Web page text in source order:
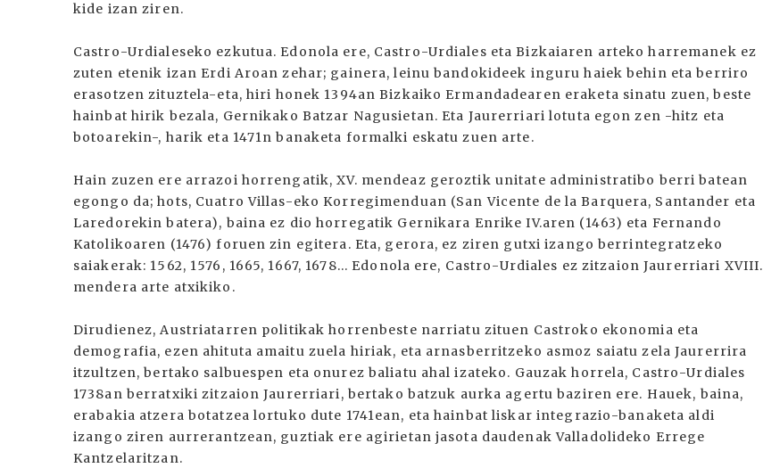
kide izan ziren.
Castro-Urdialeseko ezkutua. Edonola ere, Castro-Urdiales eta Bizkaiaren arteko harremanek ez
zuten etenik izan Erdi Aroan zehar; gainera, leinu bandokideek inguru haiek behin eta berriro
erasotzen zituztela-eta, hiri honek 1394an Bizkaiko Ermandadearen eraketa sinatu zuen, beste
hainbat hirik bezala, Gernikako Batzar Nagusietan. Eta Jaurerriari lotuta egon zen -hitz eta
botoarekin-, harik eta 1471n banaketa formalki eskatu zuen arte.
Hain zuzen ere arrazoi horrengatik, XV. mendeaz geroztik unitate administratibo berri batean
egongo da; hots, Cuatro Villas-eko Korregimenduan (San Vicente de la Barquera, Santander eta
Laredorekin batera), baina ez dio horregatik Gernikara Enrike IV.aren (1463) eta Fernando
Katolikoaren (1476) foruen zin egitera. Eta, gerora, ez ziren gutxi izango berrintegratzeko
saiakerak: 1562, 1576, 1665, 1667, 1678... Edonola ere, Castro-Urdiales ez zitzaion Jaurerriari XVIII.
mendera arte atxikiko.
Dirudienez, Austriatarren politikak horrenbeste narriatu zituen Castroko ekonomia eta
demografia, ezen ahituta amaitu zuela hiriak, eta arnasberritzeko asmoz saiatu zela Jaurerrira
itzultzen, bertako salbuespen eta onurez baliatu ahal izateko. Gauzak horrela, Castro-Urdiales
1738an berratxiki zitzaion Jaurerriari, bertako batzuk aurka agertu baziren ere. Hauek, baina,
erabakia atzera botatzea lortuko dute 1741ean, eta hainbat liskar integrazio-banaketa aldi
izango ziren aurrerantzean, guztiak ere agirietan jasota daudenak Valladolideko Errege
Kantzelaritzan.